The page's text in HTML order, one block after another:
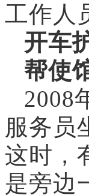
工作人
开车
帮使
2008
服务员
这时，
是旁边